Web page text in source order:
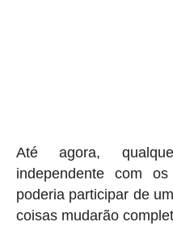
Até agora,
independente com
poderia participar de
coisas mudarão